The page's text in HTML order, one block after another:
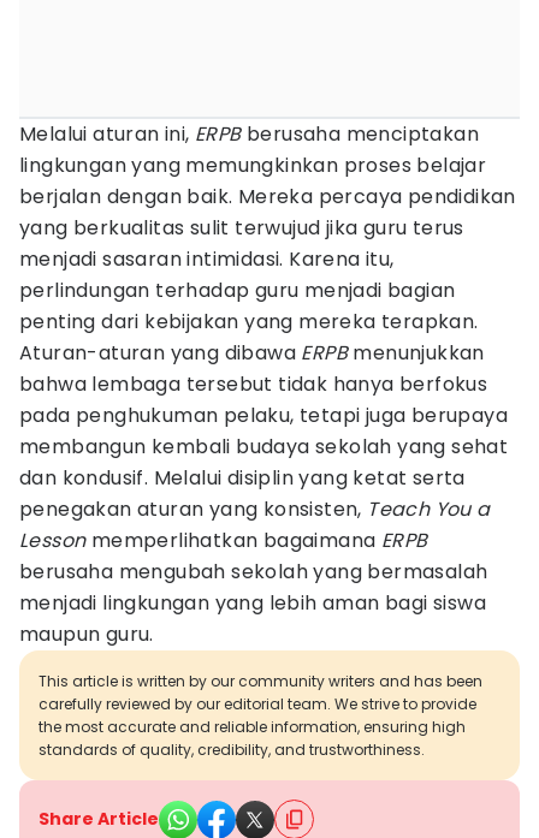
Melalui aturan ini, ERPBberusaha menciptakan
lingkungan yang memungkinkan proses belajar
berjalan dengan baik. Mereka percaya pendidikan
yang berkualitas sulit terwujud jika guru terus
menjadi sasaran intimidasi. Karena itu,
perlindungan terhadap guru menjadi bagian
penting dari kebijakan yang mereka terapkan.
Aturan-aturan yang dibawa ERPBmenunjukkan
bahwa lembaga tersebut tidak hanya berfokus
pada penghukuman pelaku, tetapi juga berupaya
membangun kembali budaya sekolah yang sehat
dan kondusif. Melalui disiplin yang ketat serta
penegakan aturan yang konsisten, Teach You a
Lessonmemperlihatkan bagaimana ERPB
berusaha mengubah sekolah yang bermasalah
menjadi lingkungan yang lebih aman bagi siswa
maupun guru.
This article is written by our community writers and has been
carefully reviewed by our editorial team. We strive to provide
the most accurate and reliable information, ensuring high
standards of quality, credibility, and trustworthiness.
Share Article